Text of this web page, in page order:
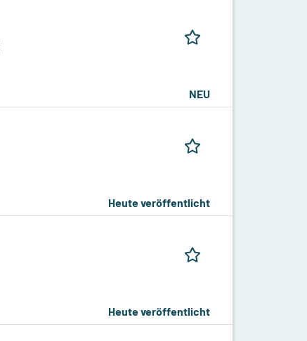
NEU
Heute veröffentlicht
Heute veröffentlicht